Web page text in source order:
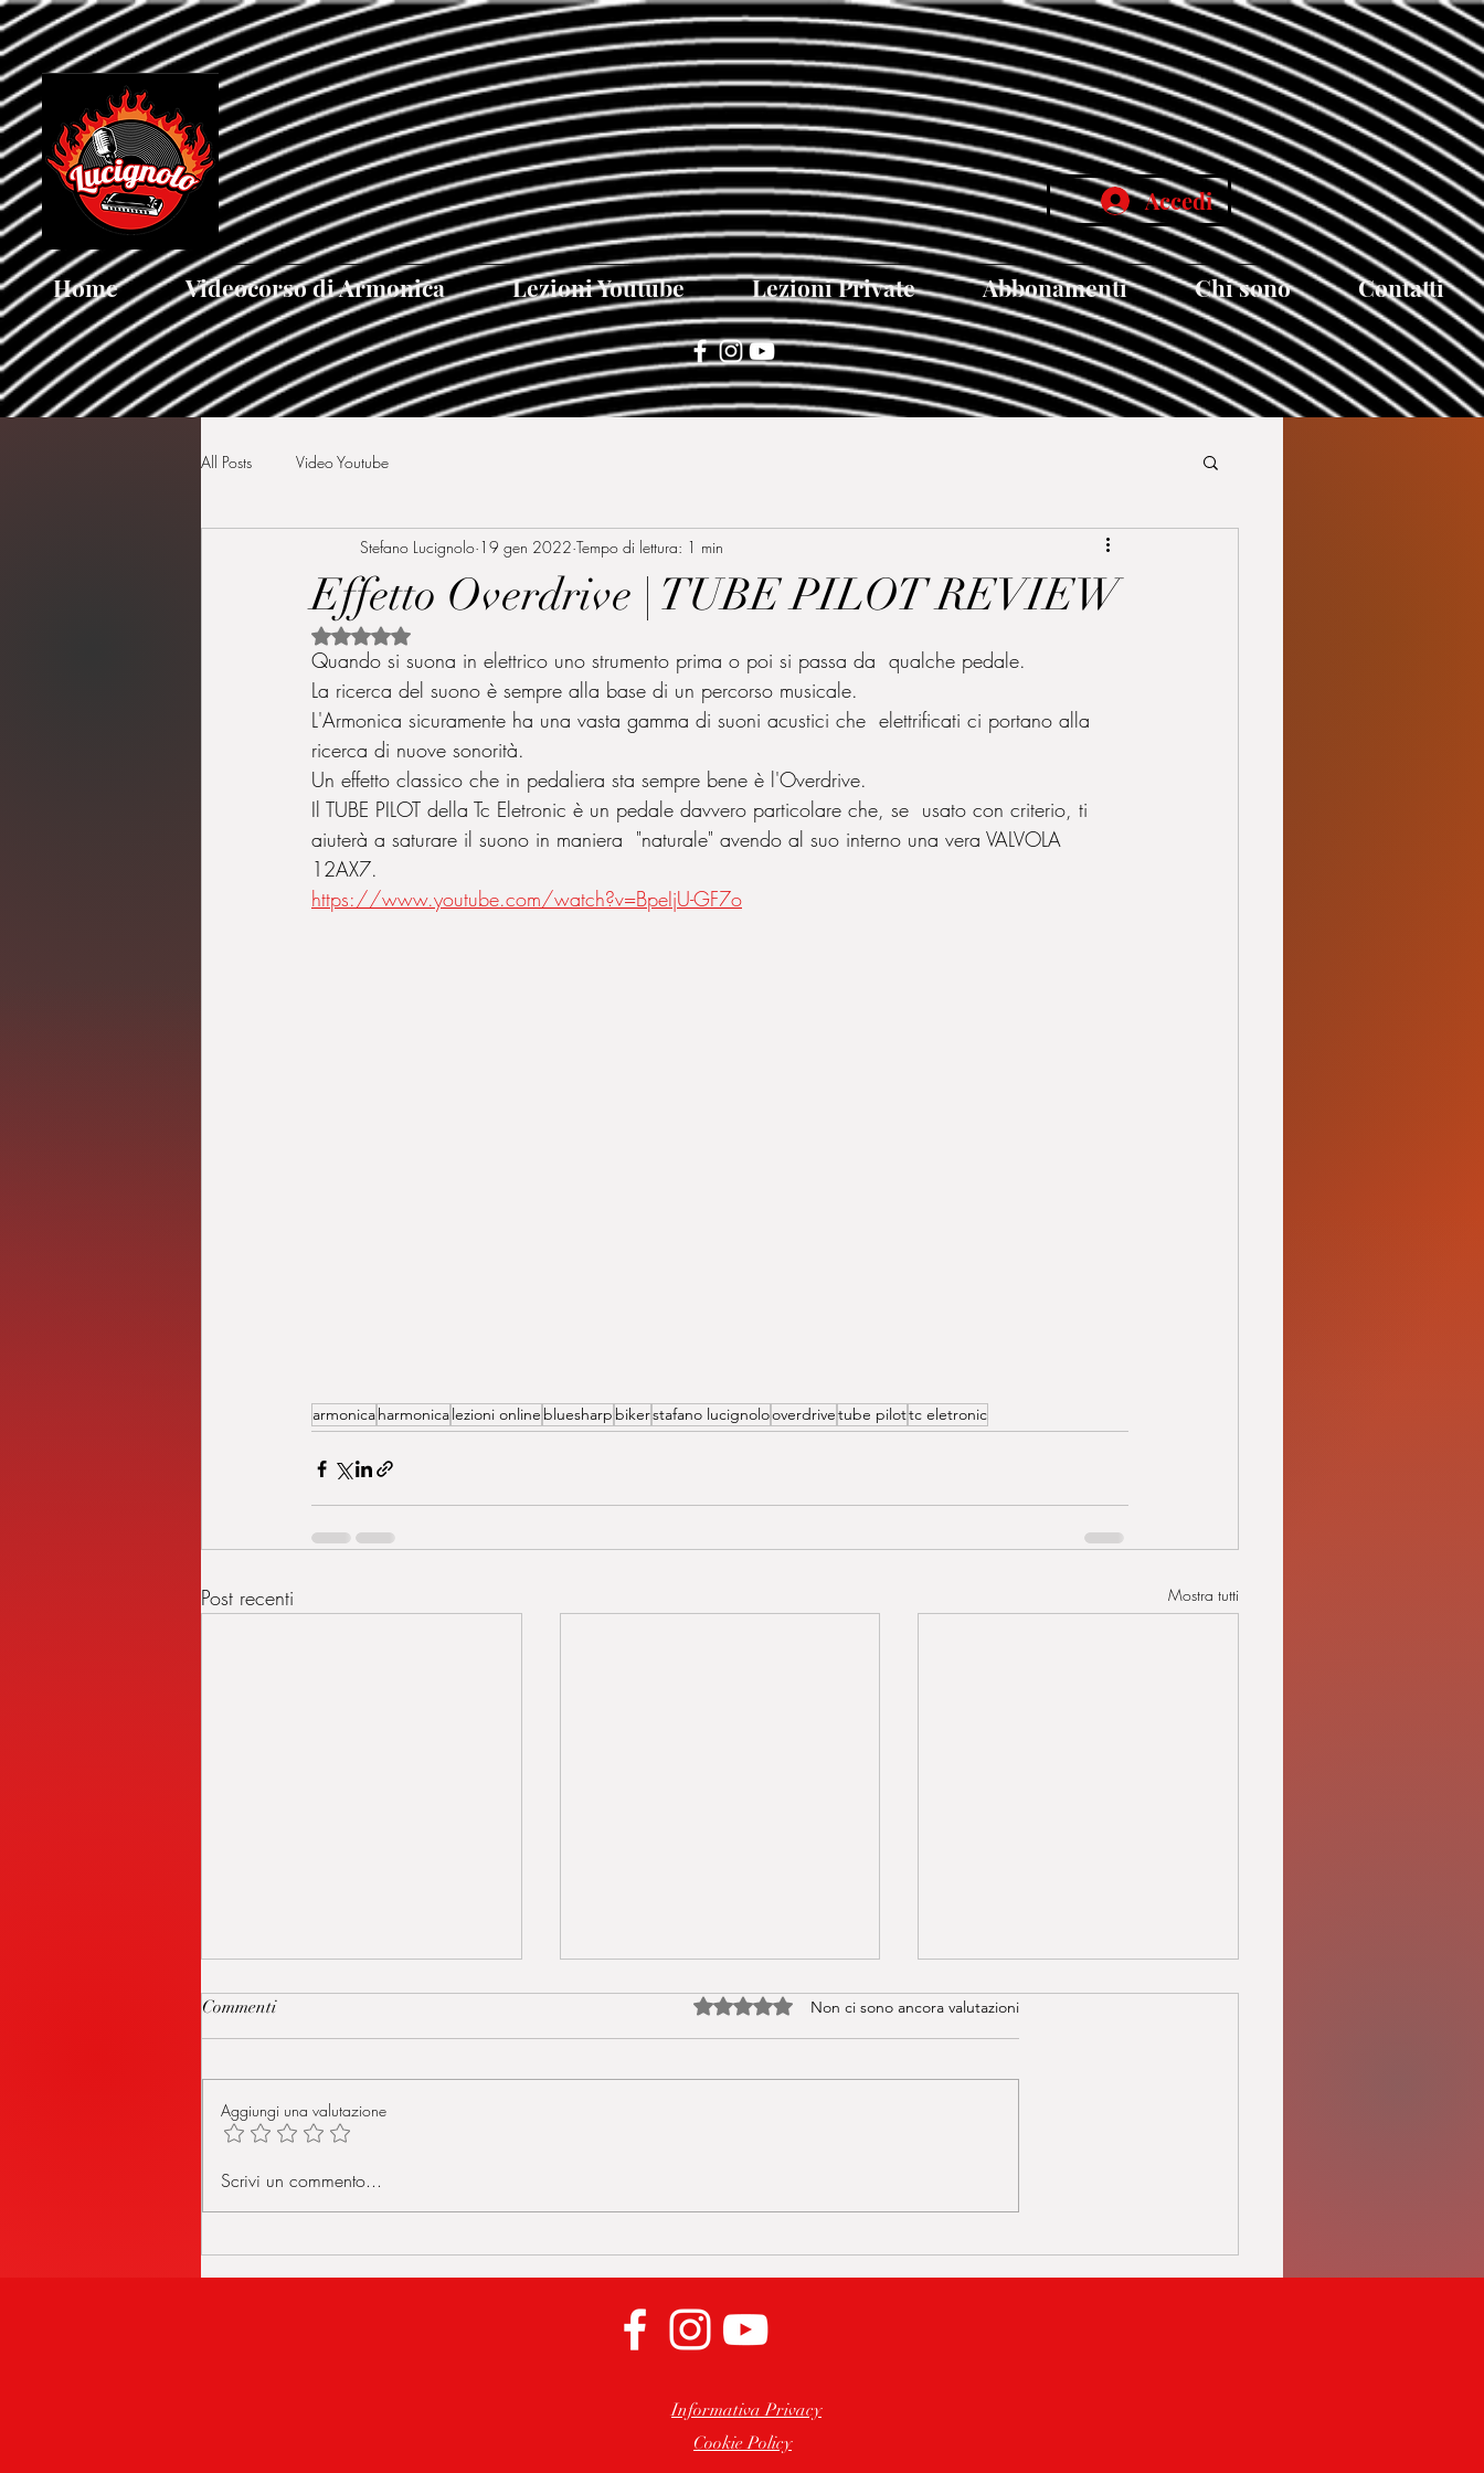
[google5752d089b3584a1d.html]
Accedi
Home Videocorso di Armonica Lezioni Youtube Lezioni Private Abbonamenti Chi sono Contatti
All Posts Video Youtube
Effetto Overdrive | TUBE PILOT REVIEW
Stefano Lucignolo 19 gen 2022 Tempo di lettura: 1 min
Valutazione NaN stelle su 5.
Quando si suona in elettrico uno strumento prima o poi si passa da  qualche pedale.
La ricerca del suono è sempre alla base di un percorso musicale.
L'Armonica sicuramente ha una vasta gamma di suoni acustici che  elettrificati ci portano alla
ricerca di nuove sonorità.
Un effetto classico che in pedaliera sta sempre bene è l'Overdrive.
Il TUBE PILOT della Tc Eletronic è un pedale davvero particolare che, se  usato con criterio, ti
aiuterà a saturare il suono in maniera  "naturale" avendo al suo interno una vera VALVOLA
12AX7.
https://www.youtube.com/watch?v=BpeIjU-GF7o
armonicaharmonicalezioni online bluesharp bikerstafano lucignolooverdrivetube pilottc eletronic
Post recenti Mostra tutti
MILANO HARMONICA
tutto🤩
Commenti Valutazione 0 stelle su 5.Non ci sono ancora valutazioni
Aggiungi una valutazione
Scrivi un commento...
Informativa Privacy
Cookie Policy